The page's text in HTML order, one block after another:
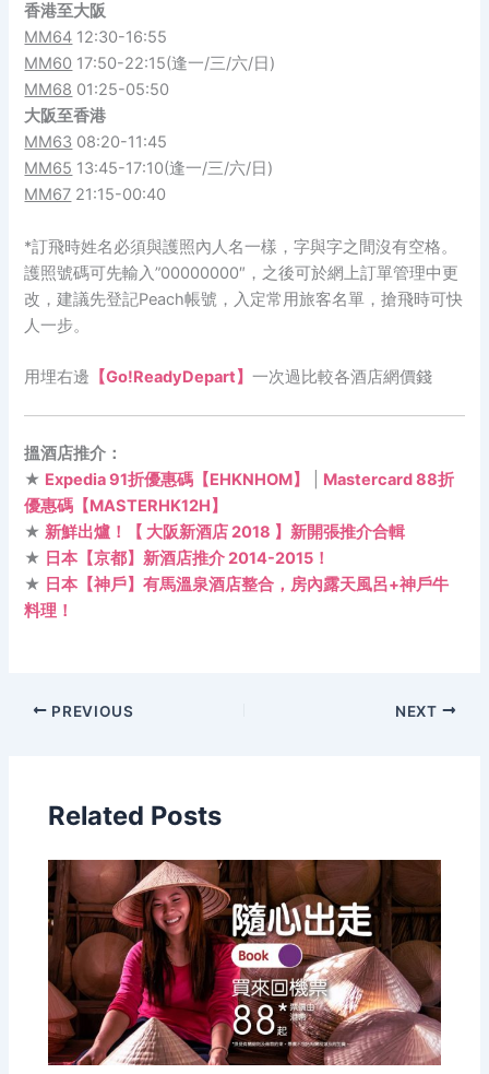
香港至大阪
MM64 12:30-16:55
MM60 17:50-22:15(逢一/三/六/日)
MM68 01:25-05:50
大阪至香港
MM63 08:20-11:45
MM65 13:45-17:10(逢一/三/六/日)
MM67 21:15-00:40
*訂飛時姓名必須與護照內人名一樣，字與字之間沒有空格。
護照號碼可先輸入”00000000″，之後可於網上訂單管理中更
改，建議先登記Peach帳號，入定常用旅客名單，搶飛時可快
人一步。
用埋右邊 【Go!ReadyDepart】一次過比較各酒店網價錢
搵酒店推介：
★ Expedia 91折優惠碼【EHKNHOM】
Mastercard 88折
優惠碼【MASTERHK12H】
★新鮮出爐！【 大阪新酒店 2018 】新開張推介合輯
★ 日本【京都】新酒店推介 2014-2015！
★ 日本【神戶】有馬溫泉酒店整合，房內露天風呂+神戶牛
料理！
PREVIOUS NEXT
Related Posts